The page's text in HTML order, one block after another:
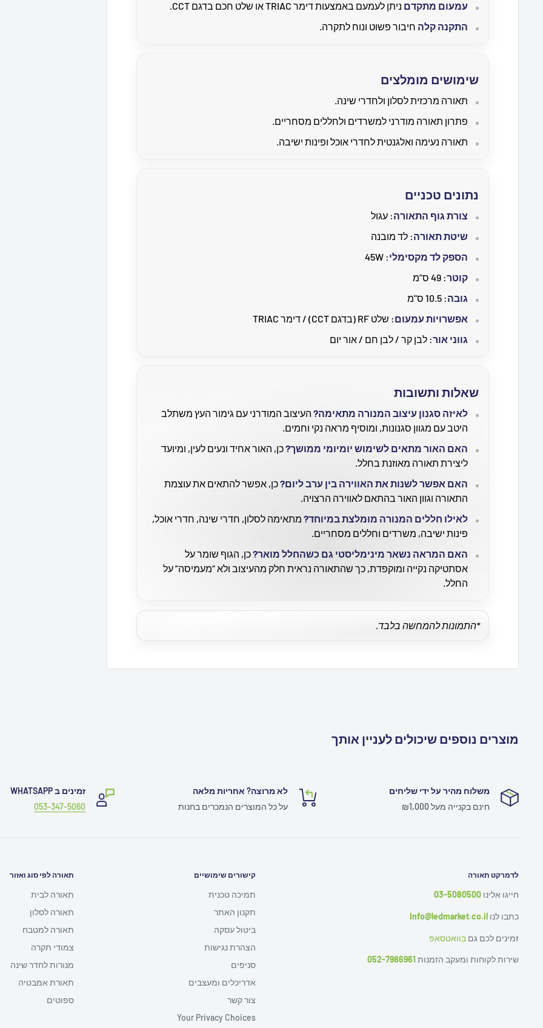
עמעום מתקדם ניתן לעמעם באמצעות דימר TRIAC או שלט חכם בדגם CCT.
התקנה קלה חיבור פשוט ונוח לתקרה.
שימושים מומלצים
תאורה מרכזית לסלון ולחדרי שינה.
פתרון תאורה מודרני למשרדים ולחללים מסחריים.
תאורה נעימה ואלגנטית לחדרי אוכל ופינות ישיבה.
נתונים טכניים
צורת גוף התאורה: עגול
שיטת תאורה: לד מובנה
הספק לד מקסימלי: 45W
קוטר: 49 ס"מ
גובה: 10.5 ס"מ
אפשרויות עמעום: שלט RF (בדגם CCT) / דימר TRIAC
גווני אור: לבן קר / לבן חם / אור יום
שאלות ותשובות
לאיזה סגנון עיצוב המנורה מתאימה? העיצוב המודרני עם גימור העץ משתלב
היטב עם מגוון סגנונות, ומוסיף מראה נקי וחמים.
האם האור מתאים לשימוש יומיומי ממושך?כן, האור אחיד ונעים לעין, ומיועד
ליצירת תאורה מאוזנת בחלל.
האם אפשר לשנות את האווירה בין ערב ליום?כן, אפשר להתאים את עוצמת
התאורה וגוון האור בהתאם לאווירה הרצויה.
לאילו חללים המנורה מומלצת במיוחד? מתאימה לסלון, חדרי שינה, חדרי אוכל,
פינות ישיבה, משרדים וחללים מסחריים.
האם המראה נשאר מינימליסטי גם כשהחלל מואר?כן, הגוף שומר על
אסתטיקה נקייה ומוקפדת, כך שהתאורה נראית חלק מהעיצוב ולא “מעמיסה” על
החלל.
*התמונות להמחשה בלבד.
מוצרים נוספים שיכולים לעניין אותך
משלוח מהיר על ידי שליחים
חינם בקנייה מעל ₪1,000
לא מרוצה? אחריות מלאה
על כל המוצרים הנמכרים בחנות
זמינים ב WHATSAPP
053-347-5060
לדמרקט תאורה
חייגו אלינו 03-5080500
כתבו לנו Info@ledmarket.co.il
זמינים לכם גם בוואטסאפ
שירות לקוחות ומעקב הזמנות052-7986961
קישורים שימושיים
תמיכה טכנית
תקנון האתר
ביטול עסקה
הצהרת נגישות
סניפים
אדריכלים ומעצבים
צור קשר
Your Privacy Choices
תאורה לפי סוג ואזור
תאורה לבית
תאורה לסלון
תאורה למטבח
צמודי תקרה
מנורות לחדר שינה
תאורת אמבטיה
ספוטים